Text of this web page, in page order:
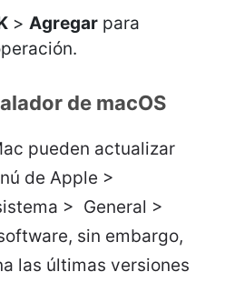
> Agregar para
de macOS
pueden actualizar
de Apple >
> General >
sin embargo,
las últimas versiones